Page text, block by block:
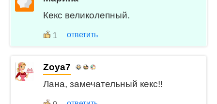
Кекс великолепный.
1 ответить
Zoya7
Лана, замечательный кекс!!